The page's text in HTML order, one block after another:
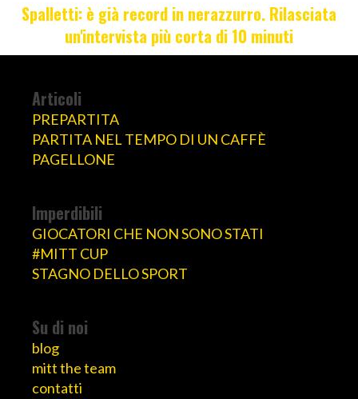
Spalletti: è già record in nerazzurro. Rilasciata
un'intervista più corta di 10 minuti
Articoli
PREPARTITA
PARTITA NEL TEMPO DI UN CAFFÈ
PAGELLONE
Imperdibili
GIOCATORI CHE NON SONO STATI
#MITT CUP
STAGNO DELLO SPORT
Su di noi
blog
mitt the team
contatti